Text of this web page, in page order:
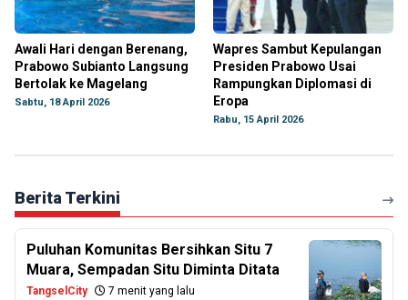
Awali Hari dengan Berenang,
Prabowo Subianto Langsung
Bertolak ke Magelang
Sabtu, 18 April 2026
Wapres Sambut Kepulangan
Presiden Prabowo Usai
Rampungkan Diplomasi di
Eropa
Rabu, 15 April 2026
Berita Terkini
Puluhan Komunitas Bersihkan Situ 7
Muara, Sempadan Situ Diminta Ditata
TangselCity 7 menit yang lalu